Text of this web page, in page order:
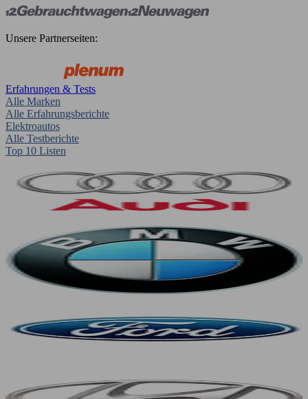
Unsere Partnerseiten:
Erfahrungen & Tests
Alle Marken
Alle Erfahrungsberichte
Elektroautos
Alle Testberichte
Top 10 Listen